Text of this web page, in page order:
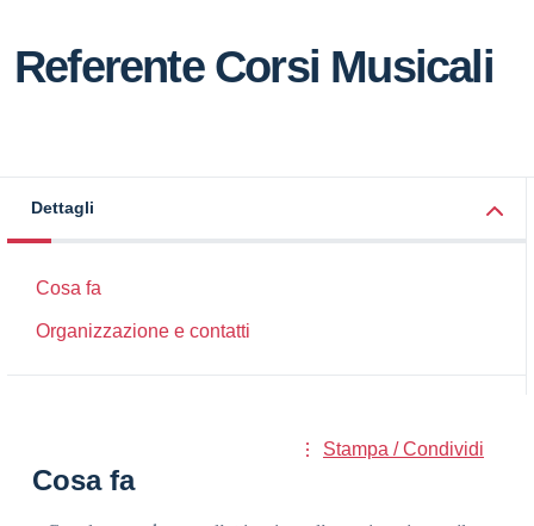
Referente Corsi Musicali
Dettagli
Cosa fa
Organizzazione e contatti
Stampa / Condividi
Cosa fa